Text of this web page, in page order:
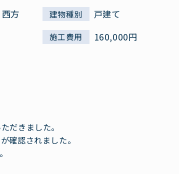
方 建物種別 戸建て
施工費用 160,000円
だきました。
確認されました。